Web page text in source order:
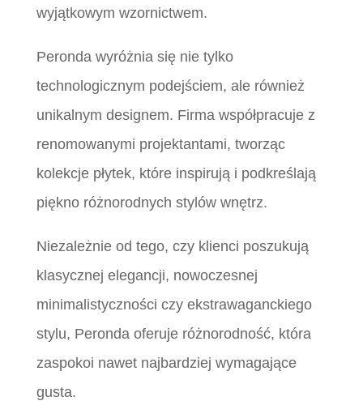
wyjątkowym wzornictwem.
Peronda wyróżnia się nie tylko
technologicznym podejściem, ale również
unikalnym designem. Firma współpracuje z
renomowanymi projektantami, tworząc
kolekcje płytek, które inspirują i podkreślają
piękno różnorodnych stylów wnętrz.
Niezależnie od tego, czy klienci poszukują
klasycznej elegancji, nowoczesnej
minimalistyczności czy ekstrawaganckiego
stylu, Peronda oferuje różnorodność, która
zaspokoi nawet najbardziej wymagające
gusta.